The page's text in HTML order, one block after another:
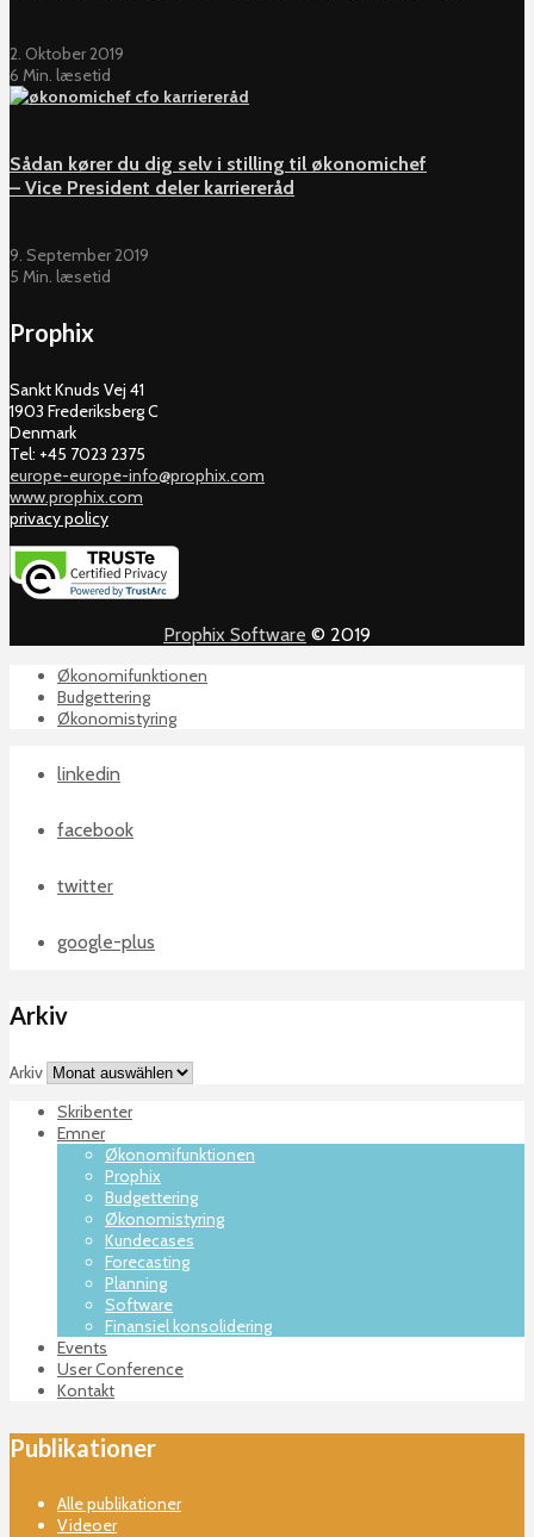
2. Oktober 2019
6 Min. læsetid
Sådan kører du dig selv i stilling til økonomichef
– Vice President deler karriereråd
9. September 2019
5 Min. læsetid
Prophix
Sankt Knuds Vej 41
1903 Frederiksberg C
Denmark
Tel: +45 7023 2375
europe-europe-info@prophix.com
www.prophix.com
privacy policy
Prophix Software © 2019
Økonomifunktionen
Budgettering
Økonomistyring
linkedin
facebook
twitter
google-plus
Arkiv
Arkiv
Skribenter
Emner
Økonomifunktionen
Prophix
Budgettering
Økonomistyring
Kundecases
Forecasting
Planning
Software
Finansiel konsolidering
Events
User Conference
Kontakt
Publikationer
Alle publikationer
Videoer